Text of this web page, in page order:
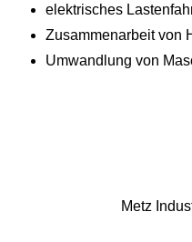
elektrisches
Zusammenarbeit von
Umwandlung von
Metz